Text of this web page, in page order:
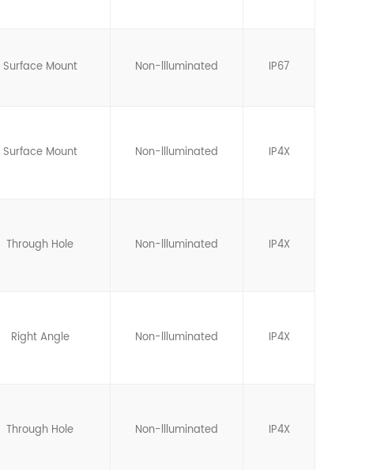
Surface Mount Non-llluminated IP67
Surface Mount Non-llluminated IP4X
Through Hole Non-llluminated IP4X
Right Angle Non-llluminated IP4X
Through Hole Non-llluminated IP4X